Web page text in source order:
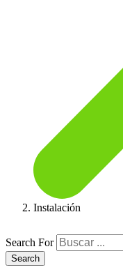
Instalación
Search For
Search